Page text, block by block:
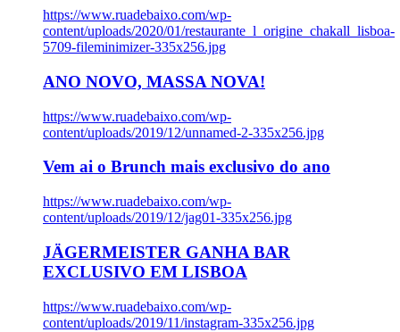
https://www.ruadebaixo.com/wp-
content/uploads/2020/01/restaurante_l_origine_chakall_lisboa-
5709-fileminimizer-335x256.jpg
ANO NOVO, MASSA NOVA!
https://www.ruadebaixo.com/wp-
content/uploads/2019/12/unnamed-2-335x256.jpg
Vem ai o Brunch mais exclusivo do ano
https://www.ruadebaixo.com/wp-
content/uploads/2019/12/jag01-335x256.jpg
JÄGERMEISTER GANHA BAR
EXCLUSIVO EM LISBOA
https://www.ruadebaixo.com/wp-
content/uploads/2019/11/instagram-335x256.jpg